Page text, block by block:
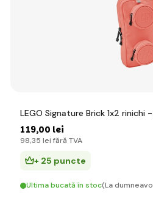
LEGO Signature Brick 1x2 rinichi
119,00 lei
98,35 lei fără TVA
+ 25 puncte
Ultima bucată în stoc(La